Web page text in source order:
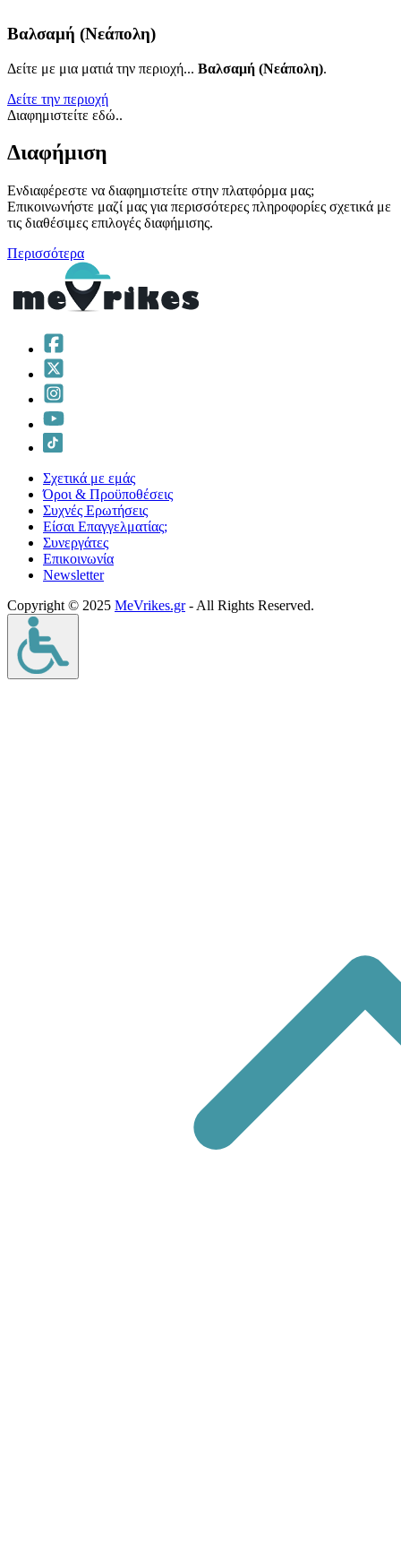
Βαλσαμή (Νεάπολη)
Δείτε με μια ματιά την περιοχή... Βαλσαμή (Νεάπολη).
Δείτε την περιοχή
Διαφημιστείτε εδώ..
Διαφήμιση
Ενδιαφέρεστε να διαφημιστείτε στην πλατφόρμα μας;
Επικοινωνήστε μαζί μας για περισσότερες πληροφορίες σχετικά με
τις διαθέσιμες επιλογές διαφήμισης.
Περισσότερα
Σχετικά με εμάς
Όροι & Προϋποθέσεις
Συχνές Ερωτήσεις
Είσαι Επαγγελματίας;
Συνεργάτες
Επικοινωνία
Νewsletter
Copyright © 2025 MeVrikes.gr- All Rights Reserved.